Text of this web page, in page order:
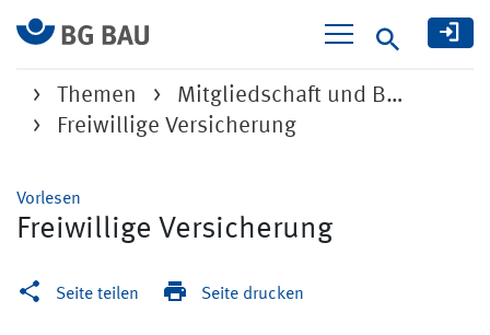
Suche
Themen
Mitgliedschaft und B…
Freiwillige Versicherung
Vorlesen
Freiwillige Versicherung
Seite teilen Seite drucken